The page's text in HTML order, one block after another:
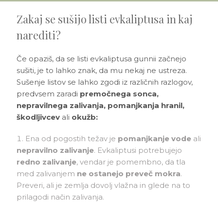
Zakaj se sušijo listi evkaliptusa in kaj
narediti?
Če opaziš, da se listi evkaliptusa gunnii začnejo
sušiti, je to lahko znak, da mu nekaj ne ustreza.
Sušenje listov se lahko zgodi iz različnih razlogov,
predvsem zaradi premočnega sonca,
nepravilnega zalivanja, pomanjkanja hranil,
škodljivcevali okužb:
Ena od pogostih težav je pomanjkanje vodeali
nepravilno zalivanje. Evkaliptusi potrebujejo
redno zalivanje, vendar je pomembno, da tla
med zalivanjem ne ostanejo preveč mokra.
Preveri, ali je zemlja dovolj vlažna in glede na to
prilagodi način zalivanja.